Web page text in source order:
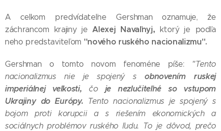
A celkom predvídateľne Gershman oznamuje, že
záchrancom krajiny jeAlexej Navaľnyj,ktorý je podľa
neho predstaviteľom "nového ruského nacionalizmu".
Gershman o tomto novom fenoméne píše:
"Tento
nacionalizmus nie je spojený sobnovením ruskej
imperiálnej veľkosti,čo je nezlučiteľné so vstupom
Ukrajiny do Európy.
Tento nacionalizmus je spojený s
bojom proti korupcii a s riešením ekonomických a
sociálnych problémov ruského ľudu. To je dôvod, prečo